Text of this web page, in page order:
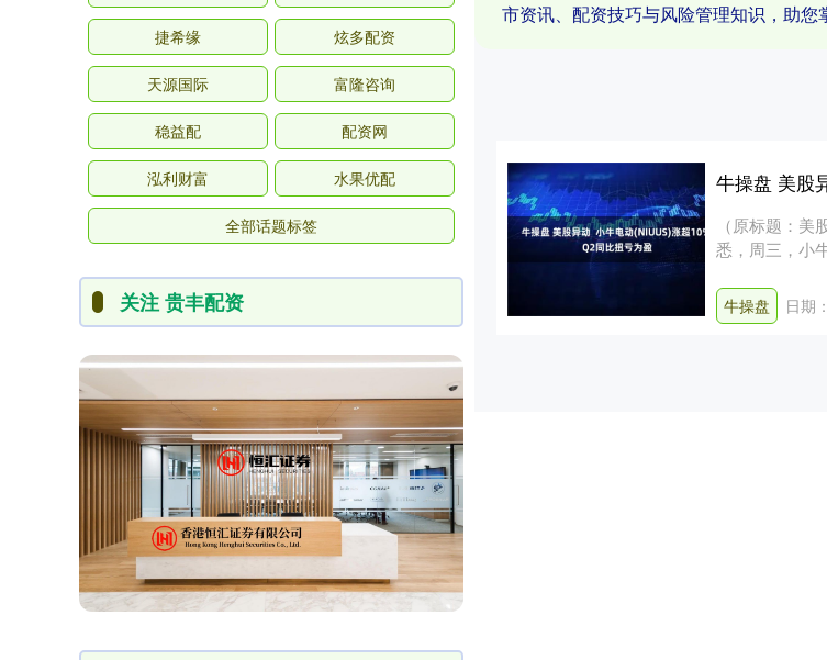
市资讯、配资技巧与风险管理知识，助您
牛操盘 美股
（原标题：
悉，周三，小
牛操盘 日期
捷希缘 炫多配资
天源国际 富隆咨询
稳益配 配资网
泓利财富 水果优配
全部话题标签
关注 贵丰配资